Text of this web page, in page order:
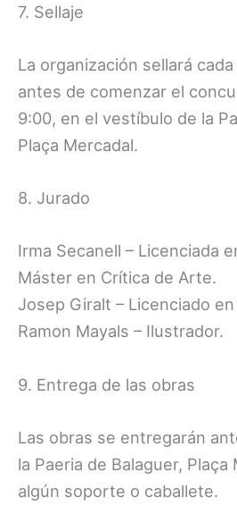
7. Sellaje
La organización sellará
antes de comenzar el
9:00, en el vestíbulo de la
Plaça Mercadal.
8. Jurado
Irma Secanell – Licenciada
Máster en Crítica de Arte.
Josep Giralt – Licenciado
Ramon Mayals – Ilustrador.
9. Entrega de las obras
Las obras se entregarán
la Paeria de Balaguer, Plaça
algún soporte o caballete.